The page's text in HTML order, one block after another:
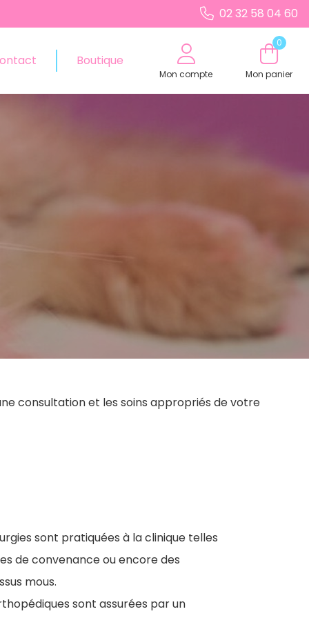
02 32 58 04 60
Boutique
Mon compte
0
Mon panier
consultation et les soins appropriés de votre
sont pratiquées à la clinique telles
de convenance ou encore des
mous.
sont assurées par un